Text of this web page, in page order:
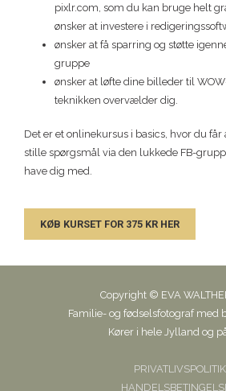
pixlr.com, som du kan bruge helt
ønsker at investere i
ønsker at få sparring og støtte
gruppe
ønsker at løfte dine billeder til
teknikken overvælder dig.
Det er et onlinekursus i basics, hvor du
stille spørgsmål via den lukkede FB-
have dig med.
KØB KURSET FOR 375 KR HER
Copyright © EVA
Familie- og fødselsfotograf med
Kører i hele Jylland og
PRIVATLIVSPOLITIK